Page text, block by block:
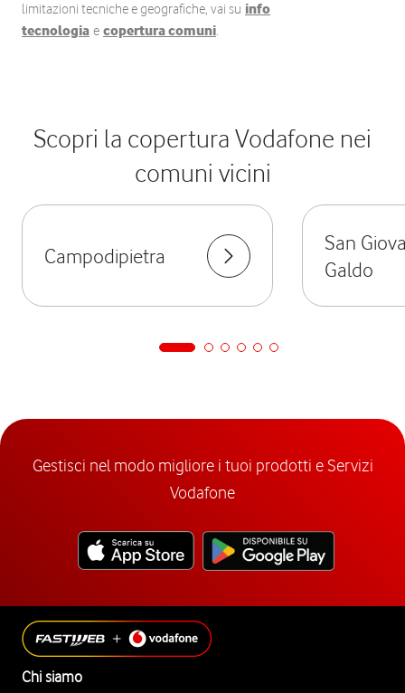
limitazioni tecniche e geografiche, vai su info
tecnologia e copertura comuni.
Scopri la copertura Vodafone nei
comuni vicini
Campodipietra
San
Galdo
Gestisci nel modo migliore i tuoi prodotti e Servizi
Vodafone
Chi siamo